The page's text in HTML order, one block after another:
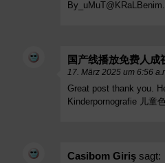
国产线播放免费人成
17. März 2025 um 6:56
Great post thank you.
Kinderpornografie 儿童
Casibom Giriş sagt: